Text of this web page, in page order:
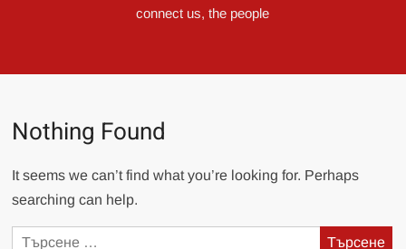
connect us, the people
Nothing Found
It seems we can’t find what you’re looking for. Perhaps
searching can help.
Търсене